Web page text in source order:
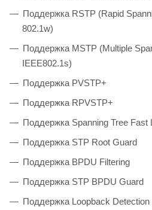
Поддержка RSTP (Rapid
802.1w)
Поддержка MSTP (Multiple
IEEE802.1s)
Поддержка PVSTP+
Поддержка RPVSTP+
Поддержка Spanning Tree Fast
Поддержка STP Root Guard
Поддержка BPDU Filtering
Поддержка STP BPDU Guard
Поддержка Loopback Detection